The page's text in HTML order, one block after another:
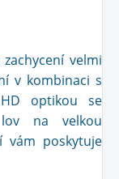
velmi
v kombinaci s
optikou se
na velkou
vám poskytuje